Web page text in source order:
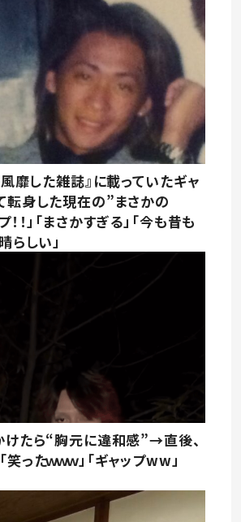
靡した雑誌』に載っていたギャ
転身した現在の”まさかの
！」「まさかすぎる」「今も昔も
らしい」
けたら“胸元に違和感”→直後、
ったｗｗｗ」「ギャップww」